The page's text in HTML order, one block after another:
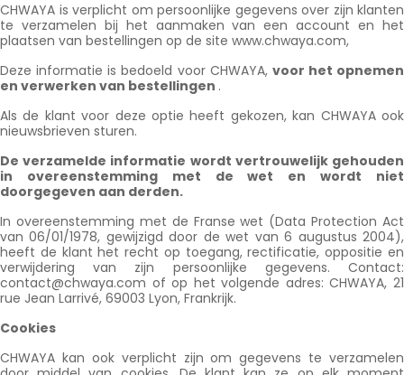
CHWAYA is verplicht om persoonlijke gegevens over zijn klanten
te verzamelen bij het aanmaken van een account en het
plaatsen van bestellingen op de site www.chwaya.com,
Deze informatie is bedoeld voor CHWAYA, voor het opnemen
en verwerken van bestellingen .
Als de klant voor deze optie heeft gekozen, kan CHWAYA ook
nieuwsbrieven sturen.
De verzamelde informatie wordt vertrouwelijk gehouden
in overeenstemming met de wet en wordt niet
doorgegeven aan derden.
In overeenstemming met de Franse wet (Data Protection Act
van 06/01/1978, gewijzigd door de wet van 6 augustus 2004),
heeft de klant het recht op toegang, rectificatie, oppositie en
verwijdering van zijn persoonlijke gegevens. Contact:
contact@chwaya.com of op het volgende adres: CHWAYA, 21
rue Jean Larrivé, 69003 Lyon, Frankrijk.
Cookies
CHWAYA kan ook verplicht zijn om gegevens te verzamelen